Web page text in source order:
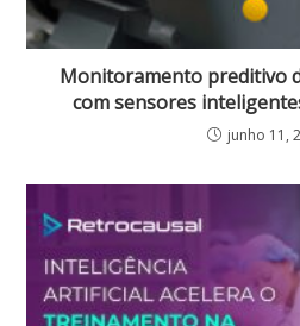
Monitoramento preditivo
com sensores
junho 11,